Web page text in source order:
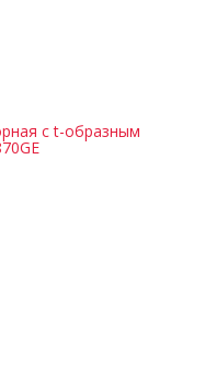
с t-образным